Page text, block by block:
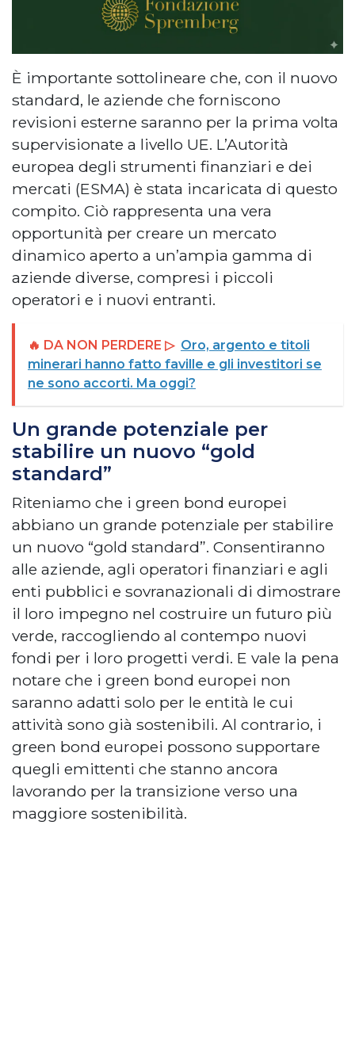
È importante sottolineare che, con il nuovo
standard, le aziende che forniscono
revisioni esterne saranno per la prima volta
supervisionate a livello UE. L’Autorità
europea degli strumenti finanziari e dei
mercati (ESMA) è stata incaricata di questo
compito. Ciò rappresenta una vera
opportunità per creare un mercato
dinamico aperto a un’ampia gamma di
aziende diverse, compresi i piccoli
operatori e i nuovi entranti.
🔥 DA NON PERDERE ▷ Oro, argento e titoli
minerari hanno fatto faville e gli investitori se
ne sono accorti. Ma oggi?
Un grande potenziale per
stabilire un nuovo “gold
standard”
Riteniamo che i green bond europei
abbiano un grande potenziale per stabilire
un nuovo “gold standard”. Consentiranno
alle aziende, agli operatori finanziari e agli
enti pubblici e sovranazionali di dimostrare
il loro impegno nel costruire un futuro più
verde, raccogliendo al contempo nuovi
fondi per i loro progetti verdi. E vale la pena
notare che i green bond europei non
saranno adatti solo per le entità le cui
attività sono già sostenibili. Al contrario, i
green bond europei possono supportare
quegli emittenti che stanno ancora
lavorando per la transizione verso una
maggiore sostenibilità.